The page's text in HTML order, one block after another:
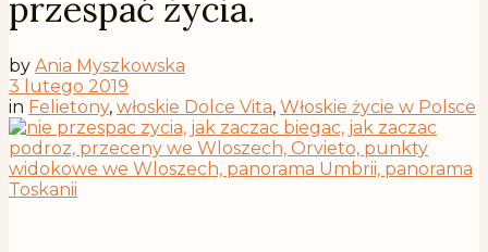
przespać życia.
by Ania Myszkowska
3 lutego 2019
in Felietony, włoskie Dolce Vita, Włoskie życie w Polsce